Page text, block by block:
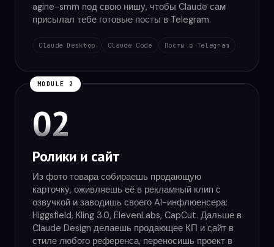
agine-smm под свою нишу, чтобы Claude сам
присылал тебе готовые посты в Telegram.
Claude Desktop Claude Code Посты в Telegram
MODULE 2
02
Ролики и сайт
Из фото товара собираешь продающую
карточку, оживляешь её в рекламный клип с
озвучкой и заводишь своего AI-инфлюенсера:
Higgsfield, Kling 3.0, ElevenLabs, CapCut. Дальше в
Claude Design делаешь продающее КП и сайт в
стиле любого референса, переносишь проект в